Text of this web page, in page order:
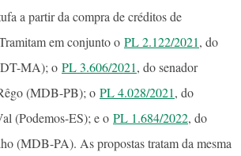
a partir da compra de créditos de
em conjunto o PL 2.122/2021, do
MA); o PL 3.606/2021, do senador
(MDB-PB); o PL 4.028/2021, do
(Podemos-ES); e o PL 1.684/2022, do
(MDB-PA). As propostas tratam da mesma